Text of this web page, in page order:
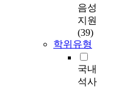
음성
지원
(39)
학위유형
국내
석사